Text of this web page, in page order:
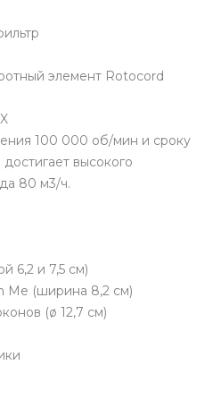
элемент Rotocord
100 000 об/мин и сроку
высокого
80 м3/ч.
6,2 и 7,5 см)
Me (ширина 8,2 см)
(ø 12,7 см)